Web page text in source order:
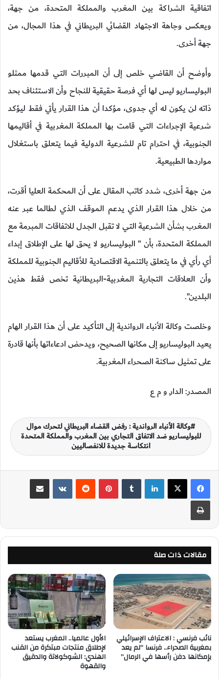
اتفاقية الشراكة بين المغرب والمملكة المتحدة، من جهة،
ويعكس وجاهة الاجتهاد القضائي البريطاني في هذا المجال، من
جهة أخرى.
وأوضح أن القاضي خلص إلى أن المبررات التي قدمها ممثلو
البوليساريو ليس لها أي فرصة حقيقية للنجاح وأن الاستئناف بحد
ذاته لن يكون له أي جدوى، مؤكدا أن هذا القرار يأتي فقط ليؤكد
شرعية الإجراءات التي قامت بها المملكة المغربية في أقاليمها
الجنوبية، في احترام تام للشرعية الدولية فيما يتعلق باستغلال
مواردها الطبيعية.
من جهة أخرى، شدد كاتب المقال على أن المحكمة العليا أقرت،
من خلال هذا القرار الذي يدعم الموقف الذي لطالما عبر عنه
المغرب بشأن الشرعية التي لا تقبل الجدل للاتفاقات المبرمة مع
المملكة المتحدة، بأن ” البوليساريو لا يحق لها على الإطلاق إبداء
أي رأي في ما يتعلق بالتنمية الاقتصادية للأقاليم الجنوبية للمملكة
وأن العلاقات التجارية المغربية-البريطانية تخص فقط هذين
البلدين”.
وخلصت وكالة الأنباء الرواندية إلى التأكيد على أن هذا القرار الهام
يعيد البوليساريو إلى مكانها الصحيح، ويدحض ادعاءاتها بأنها قادرة
على تمثيل ساكنة الصحراء المغربية.
المصدر: الدارـ و م ع
وكالة الأنباء الرواندية : رفض القضاء البريطاني لتحرك موال
للبوليساريو ضد الاتفاق التجاري بين المغرب والمملكة المتحدة
انتكاسة جديدة للانفصاليين
لينكدإن بينتيريست
مقالات ذات صلة
نائب فرنسي : الاعتراف الإسرائيلي
بمغربية الصحراء.. فرنسا “لم يعد
بإمكانها دفن رأسها في الرمال”
الأول عالميا.. المغرب يستعد
لإطلاق منتجات مبتكرة من القنب
الهندي: الشوكولاتة والدقيق
والقهوة